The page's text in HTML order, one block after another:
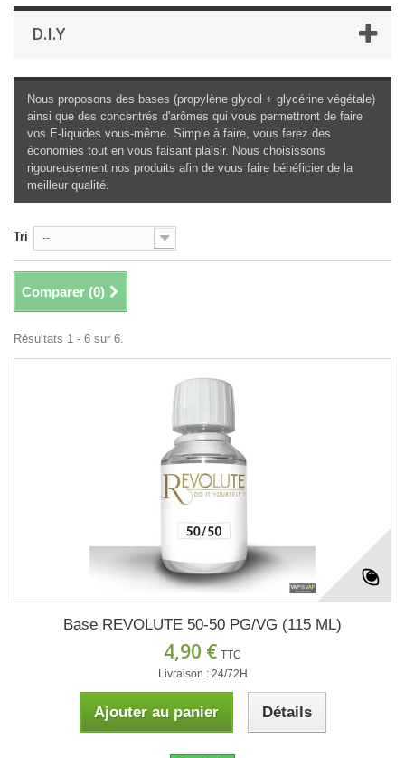
D.I.Y
Nous proposons des bases (propylène glycol + glycérine végétale)
ainsi que des concentrés d'arômes qui vous permettront de faire
vos E-liquides vous-même. Simple à faire, vous ferez des
économies tout en vous faisant plaisir. Nous choisissons
rigoureusement nos produits afin de vous faire bénéficier de la
meilleur qualité.
Tri --
Comparer (0)
Résultats 1 - 6 sur 6.
Base REVOLUTE 50-50 PG/VG (115 ML)
4,90 € TTC
Livraison : 24/72H
Ajouter au panier Détails